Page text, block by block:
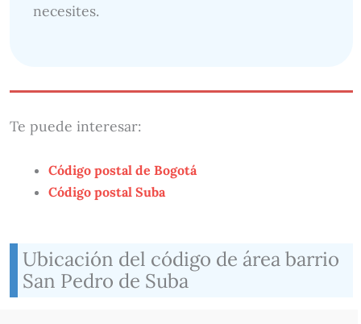
necesites.
Te puede interesar:
Código postal de Bogotá
Código postal Suba
Ubicación del código de área barrio
San Pedro de Suba